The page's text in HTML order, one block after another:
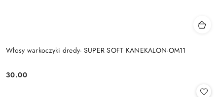
Włosy warkoczyki dredy- SUPER SOFT KANEKALON-OM11
Cena:
30.00